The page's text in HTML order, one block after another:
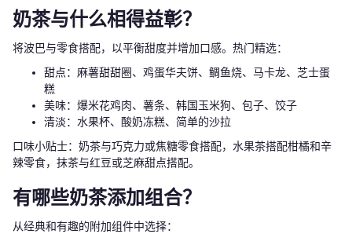
奶茶与什么相得益彰？
将波巴与零食搭配，以平衡甜度并增加口感。热门精选：
甜点：麻薯甜甜圈、鸡蛋华夫饼、鲷鱼烧、马卡龙、芝士蛋
糕
美味：爆米花鸡肉、薯条、韩国玉米狗、包子、饺子
清淡：水果杯、酸奶冻糕、简单的沙拉
口味小贴士：奶茶与巧克力或焦糖零食搭配，水果茶搭配柑橘和辛
辣零食，抹茶与红豆或芝麻甜点搭配。
有哪些奶茶添加组合？
从经典和有趣的附加组件中选择：